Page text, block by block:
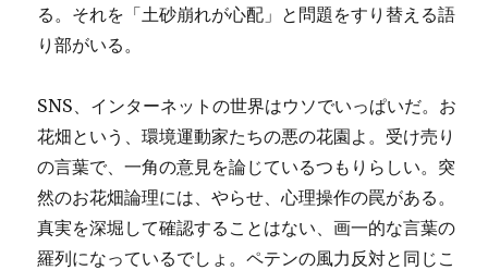
る。それを「土砂崩れが心配」と問題をすり替える語
り部がいる。
SNS、インターネットの世界はウソでいっぱいだ。お
花畑という、環境運動家たちの悪の花園よ。受け売り
の言葉で、一角の意見を論じているつもりらしい。突
然のお花畑論理には、やらせ、心理操作の罠がある。
真実を深堀して確認することはない、画一的な言葉の
羅列になっているでしょ。ペテンの風力反対と同じこ